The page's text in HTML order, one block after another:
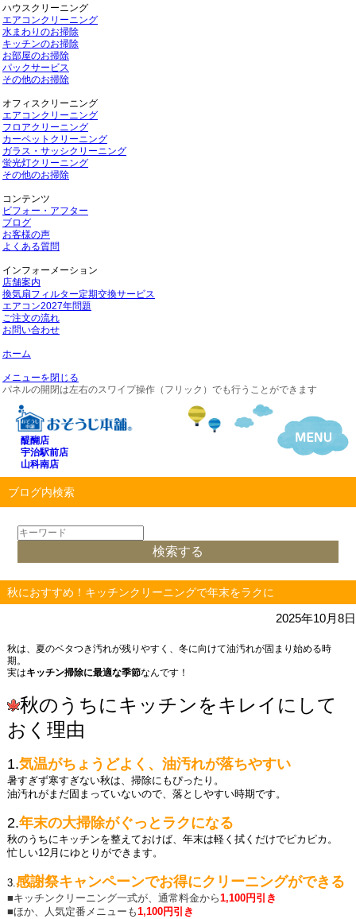
ハウスクリーニング
エアコンクリーニング
水まわりのお掃除
キッチンのお掃除
お部屋のお掃除
パックサービス
その他のお掃除
オフィスクリーニング
エアコンクリーニング
フロアクリーニング
カーペットクリーニング
ガラス・サッシクリーニング
蛍光灯クリーニング
その他のお掃除
コンテンツ
ビフォー・アフター
ブログ
お客様の声
よくある質問
インフォーメーション
店舗案内
換気扇フィルター定期交換サービス
エアコン2027年問題
ご注文の流れ
お問い合わせ
ホーム
メニューを閉じる
パネルの開閉は左右のスワイプ操作（フリック）でも行うことができます
醍醐店
宇治駅前店
山科南店
ブログ内検索
秋におすすめ！キッチンクリーニングで年末をラクに
2025年10月8日
秋は、夏のベタつき汚れが残りやすく、冬に向けて油汚れが固まり始める時
期。
実はキッチン掃除に最適な季節なんです！
秋のうちにキッチンをキレイにして
おく理由
1.気温がちょうどよく、油汚れが落ちやすい
暑すぎず寒すぎない秋は、掃除にもぴったり。
油汚れがまだ固まっていないので、落としやすい時期です。
2.年末の大掃除がぐっとラクになる
秋のうちにキッチンを整えておけば、年末は軽く拭くだけでピカピカ。
忙しい12月にゆとりができます。
3.感謝祭キャンペーンでお得にクリーニングができる
■キッチ ンクリーニング一式が、通常料金から1,100円引き
■ほか、人気定番メニューも1,100円引き